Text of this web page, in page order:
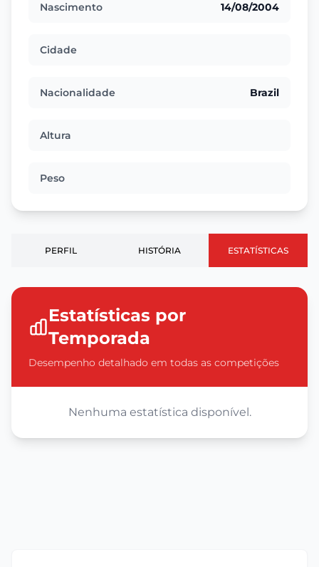
Nascimento 14/08/2004
Cidade
Nacionalidade Brazil
Altura
Peso
PERFIL HISTÓRIA ESTATÍSTICAS
Estatísticas por
Temporada
Desempenho detalhado em todas as competições
Nenhuma estatística disponível.